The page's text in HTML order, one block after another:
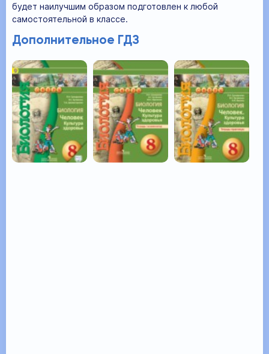
будет наилучшим образом подготовлен к любой
самостоятельной в классе.
Дополнительное ГДЗ